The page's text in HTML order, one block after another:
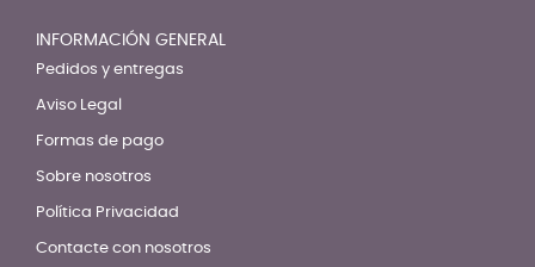
INFORMACIÓN GENERAL
Pedidos y entregas
Aviso Legal
Formas de pago
Sobre nosotros
Política Privacidad
Contacte con nosotros